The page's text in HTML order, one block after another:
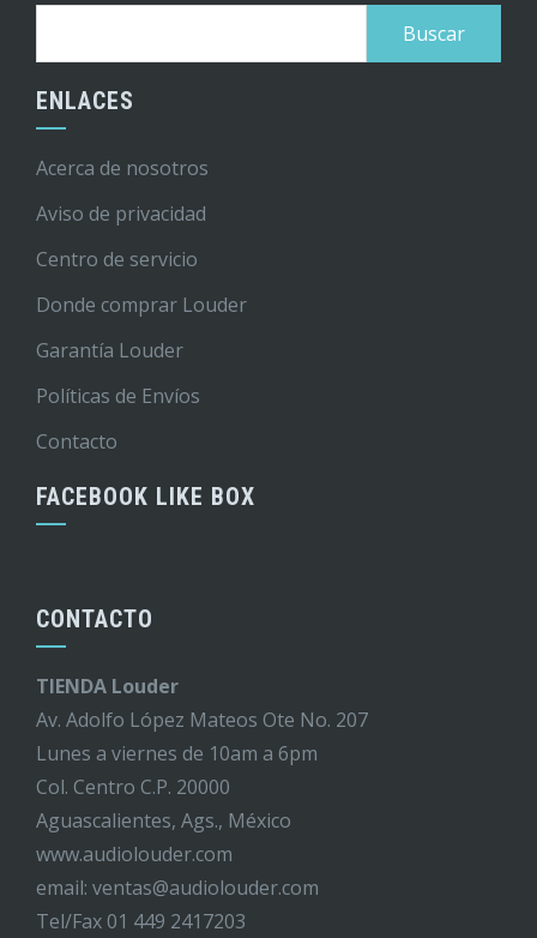
ENLACES
Acerca de nosotros
Aviso de privacidad
Centro de servicio
Donde comprar Louder
Garantía Louder
Políticas de Envíos
Contacto
FACEBOOK LIKE BOX
CONTACTO
TIENDA Louder
Av. Adolfo López Mateos Ote No. 207
Lunes a viernes de 10am a 6pm
Col. Centro C.P. 20000
Aguascalientes, Ags., México
www.audiolouder.com
email: ventas@audiolouder.com
Tel/Fax 01 449 2417203